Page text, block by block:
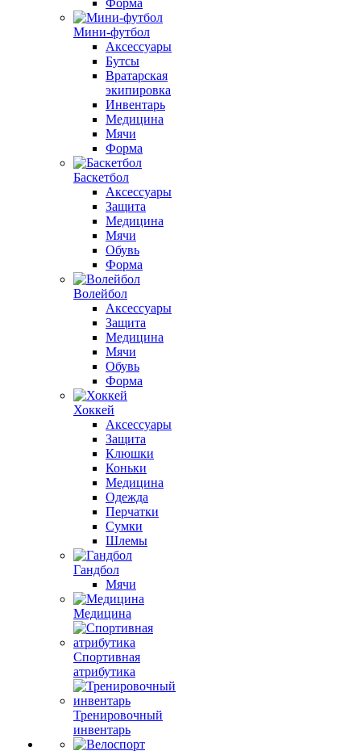
Форма
Мини-футбол
Аксессуары
Бутсы
Вратарская
экипировка
Инвентарь
Медицина
Мячи
Форма
Баскетбол
Аксессуары
Защита
Медицина
Мячи
Обувь
Форма
Волейбол
Аксессуары
Защита
Медицина
Мячи
Обувь
Форма
Хоккей
Аксессуары
Защита
Клюшки
Коньки
Медицина
Одежда
Перчатки
Сумки
Шлемы
Гандбол
Мячи
Медицина
Спортивная
атрибутика
Тренировочный
инвентарь